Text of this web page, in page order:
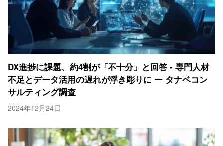
DX進捗に課題、約4割が「不十分」と回答 - 専門人材
不足とデータ活用の遅れが浮き彫りに ー タナベコン
サルティング調査
2024年12月24日